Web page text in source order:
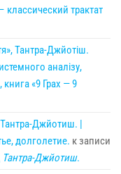
классический трактат
Тантра-Джйотіш.
аналізу,
«9 Грах — 9
Джйотиш. |
долголетие. к записи
Тантра-Джйотиш.